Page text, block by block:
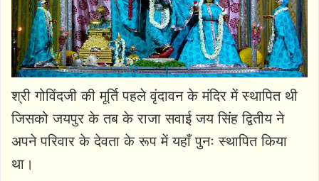
श्री गोविंदजी की मूर्ति पहले वृंदावन के मंदिर में स्थापित थी
जिसको जयपुर के तब के राजा सवाई जय सिंह द्वितीय ने
अपने परिवार के देवता के रूप में यहाँ पुनः स्थापित किया
था।